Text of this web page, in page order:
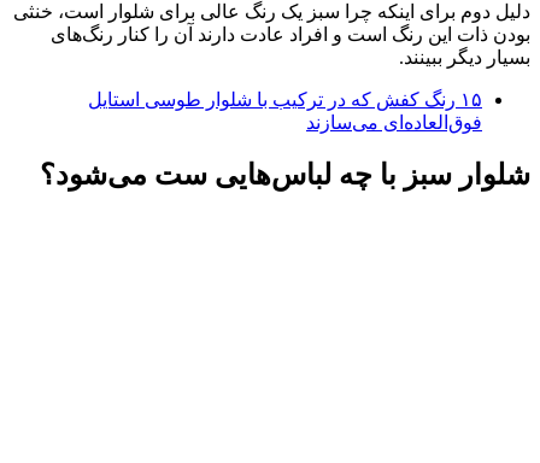
دلیل دوم برای اینکه چرا سبز یک رنگ عالی برای شلوار است، خنثی
بودن ذات این رنگ است و افراد عادت دارند آن را کنار رنگ‌های
بسیار دیگر ببینند.
۱۵ رنگ کفش که در ترکیب با شلوار طوسی استایل
فوق‌العاده‌ای می‌سازند
شلوار سبز با چه لباس‌هایی ست می‌شود؟